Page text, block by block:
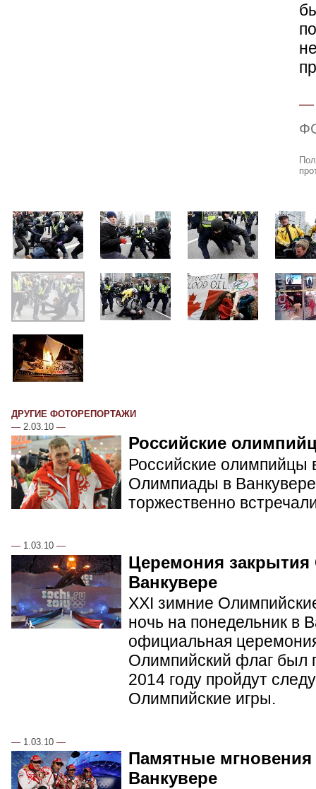
ДРУГИЕ ФОТОРЕПОРТАЖИ
— 2.03.10 —
Российские
Российские олимпийцы
Олимпиады в
торжественно
— 1.03.10 —
Церемония
Ванкувере
XXI зимние
ночь на понедельник в
официальная
Олимпийский флаг был
2014 году пройдут
Олимпийские игры.
— 1.03.10 —
Памятные
Ванкувере